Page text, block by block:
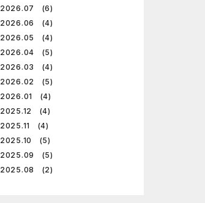
2026.07 (6)
2026.06 (4)
2026.05 (4)
2026.04 (5)
2026.03 (4)
2026.02 (5)
2026.01 (4)
2025.12 (4)
2025.11 (4)
2025.10 (5)
2025.09 (5)
2025.08 (2)